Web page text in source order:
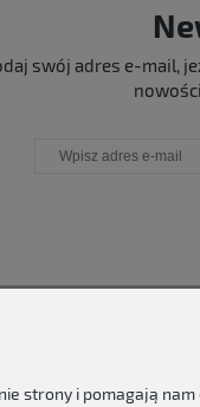
swój adres e-mail,
strony i pomagają